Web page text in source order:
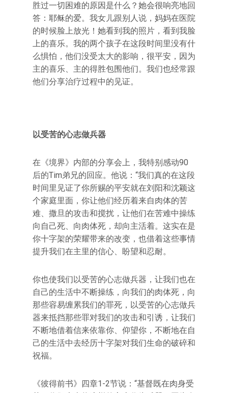
胜过一切困难的原因是什么？她会很响亮地回
答：耶稣的爱。我女儿跟别人说，妈妈在医院
的时候脸上放光！她看到我的照片，看到我脸
上的喜乐。我的两个孩子在这段时间里没有什
么惧怕，他们没受太大的影响，很平安，因为
主的喜乐、主的得胜包围他们。我们也经常跟
他们分享治疗过程中的见证。
以受苦的心志做兵器
在《境界》内部的分享会上，我特别感动90
后的Tim弟兄的回应。他说：“我们真的在这段
时间里见证了你所赐的平安就在刘阳和沈颖这
个家庭里面，你让他们经历着来自肉体的苦
难、撒旦的攻击和搅扰，让他们在苦难中操练
向自己死、向肉体死，却向主活着。这实在是
你十字架的荣耀带来的改变，也借着这些事情
提升我们在主里的信心、盼望和忍耐。
你也使我们以受苦的心志做兵器，让我们也在
自己的生活中不断操练，向我们的肉体死，向
那些容易缠累我们的罪死，以受苦的心志做兵
器来抵挡那些罪对我们的攻击和引诱，让我们
不断地借着信来依靠你、仰望你，不断地在自
己的生活中去经历十字架对我们生命的破碎和
祝福。
《彼得前书》四章1-2节说：“基督既在肉身受